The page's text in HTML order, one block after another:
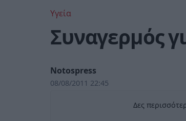
Υγεία
Συναγερμός
Notospress
08/08/2011 22:45
Δες